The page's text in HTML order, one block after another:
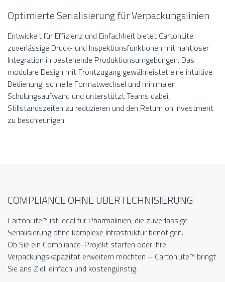
Optimierte Serialisierung für Verpackungslinien
Entwickelt für Effizienz und Einfachheit bietet CartonLite
zuverlässige Druck- und Inspektionsfunktionen mit nahtloser
Integration in bestehende Produktionsumgebungen. Das
modulare Design mit Frontzugang gewährleistet eine intuitive
Bedienung, schnelle Formatwechsel und minimalen
Schulungsaufwand und unterstützt Teams dabei,
Stillstandszeiten zu reduzieren und den Return on Investment
zu beschleunigen.
COMPLIANCE OHNE ÜBERTECHNISIERUNG
CartonLite™ ist ideal für Pharmalinien, die zuverlässige
Serialisierung ohne komplexe Infrastruktur benötigen.
Ob Sie ein Compliance-Projekt starten oder Ihre
Verpackungskapazität erweitern möchten – CartonLite™ bringt
Sie ans Ziel: einfach und kostengünstig.